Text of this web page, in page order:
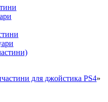
для джойстика PS4»